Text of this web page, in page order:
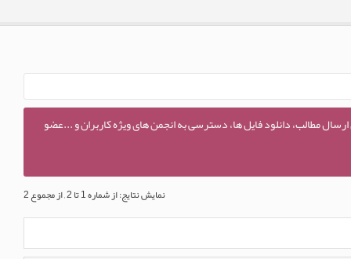
مطالب، دانلود فایل ها، دسترسی به انجمن های ویژه کاربران و ...عضو
نمایش نتایج: از شماره 1 تا 2 , از مجموع 2